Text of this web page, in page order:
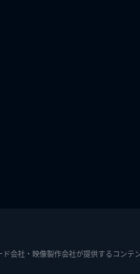
会社・映像製作会社が提供するコンテ